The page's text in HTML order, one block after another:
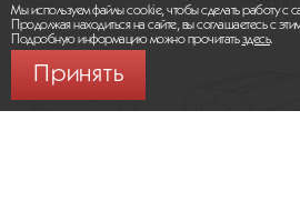
Мы используем файлы cookie, чтобы сделать работу с
Продолжая находиться на сайте, вы соглашаетесь с
Подробную информацию можно прочитатьздесь.
Принять